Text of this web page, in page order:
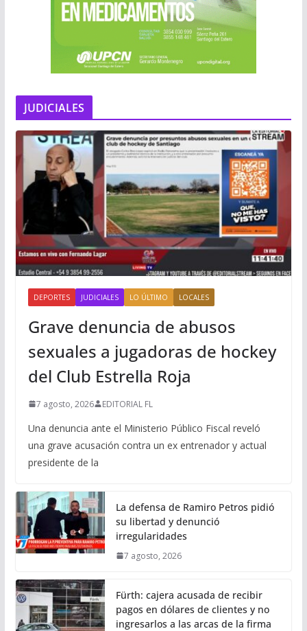
JUDICIALES
DEPORTES JUDICIALES LO ÚLTIMO LOCALES
Grave denuncia de abusos
sexuales a jugadoras de hockey
del Club Estrella Roja
7 agosto, 2026 EDITORIAL FL
Una denuncia ante el Ministerio Público Fiscal reveló
una grave acusación contra un ex entrenador y actual
presidente de la
La defensa de Ramiro Petros pidió
su libertad y denunció
irregularidades
7 agosto, 2026
Fürth: cajera acusada de recibir
pagos en dólares de clientes y no
ingresarlos a las arcas de la firma